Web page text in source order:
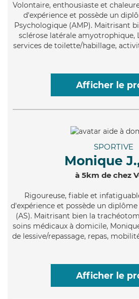
Volontaire, enthousiaste et
d'expérience et possède un
Psychologique (AMP). Maitrisant
sclérose latérale amyotrophique,
services de toilette/habillage,
Afficher le
SPORTIVE
Monique
à 5km de chez
Rigoureuse, fiable et
d'expérience et possède un
(AS). Maitrisant bien la
soins médicaux à domicile,
de lessive/repassage, repas,
Afficher le